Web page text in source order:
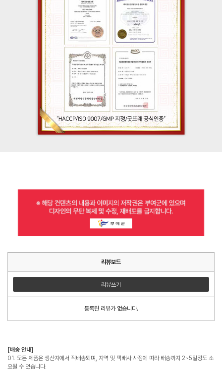
리뷰보드
리뷰쓰기
등록된 리뷰가 없습니다.
[배송 안내]
01. 모든 제품은 생산지에서 직배송되며, 지역 및 택배사 사정에 따라 배송까지 2~5일정도 소
요될 수 있습니다.